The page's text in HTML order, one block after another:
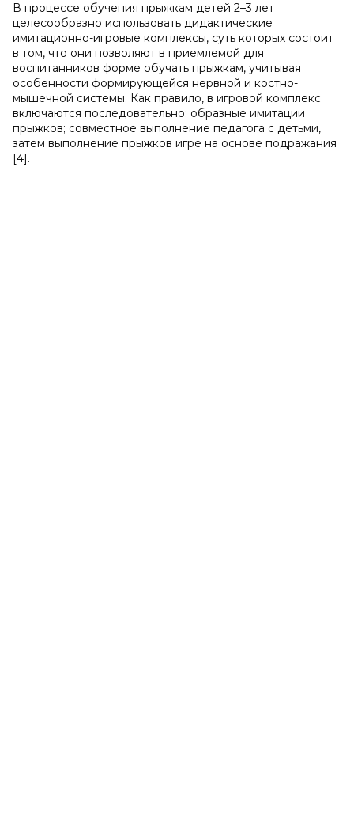
В процессе обучения прыжкам детей 2–3 лет
целесообразно использовать дидактические
имитационно-игровые комплексы, суть которых состоит
в том, что они позволяют в приемлемой для
воспитанников форме обучать прыжкам, учитывая
особенности формирующейся нервной и костно-
мышечной системы. Как правило, в игровой комплекс
включаются последовательно: образные имитации
прыжков; совместное выполнение педагога с детьми,
затем выполнение прыжков игре на основе подражания
[4].